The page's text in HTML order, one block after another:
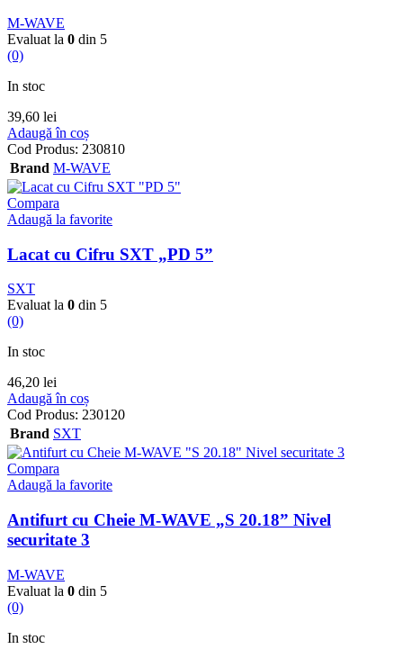
M-WAVE
Evaluat la 0 din 5
(0)
In stoc
39,60 lei
Adaugă în coș
Cod Produs: 230810
Brand M-WAVE
Compara
Adaugă la favorite
Lacat cu Cifru SXT „PD 5”
SXT
Evaluat la 0 din 5
(0)
In stoc
46,20 lei
Adaugă în coș
Cod Produs: 230120
Brand SXT
Compara
Adaugă la favorite
Antifurt cu Cheie M-WAVE „S 20.18” Nivel
securitate 3
M-WAVE
Evaluat la 0 din 5
(0)
In stoc